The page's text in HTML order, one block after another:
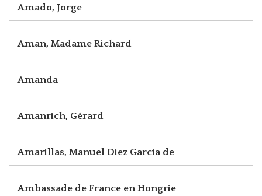
Amado, Jorge
Aman, Madame Richard
Amanda
Amanrich, Gérard
Amarillas, Manuel Diez Garcia de
Ambassade de France en Hongrie